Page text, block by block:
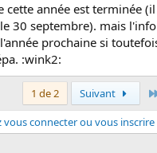
cette année est terminée
30 septembre). mais
prochaine si
:wink2:
1 de 2 Suivant
vous connecter ou vous